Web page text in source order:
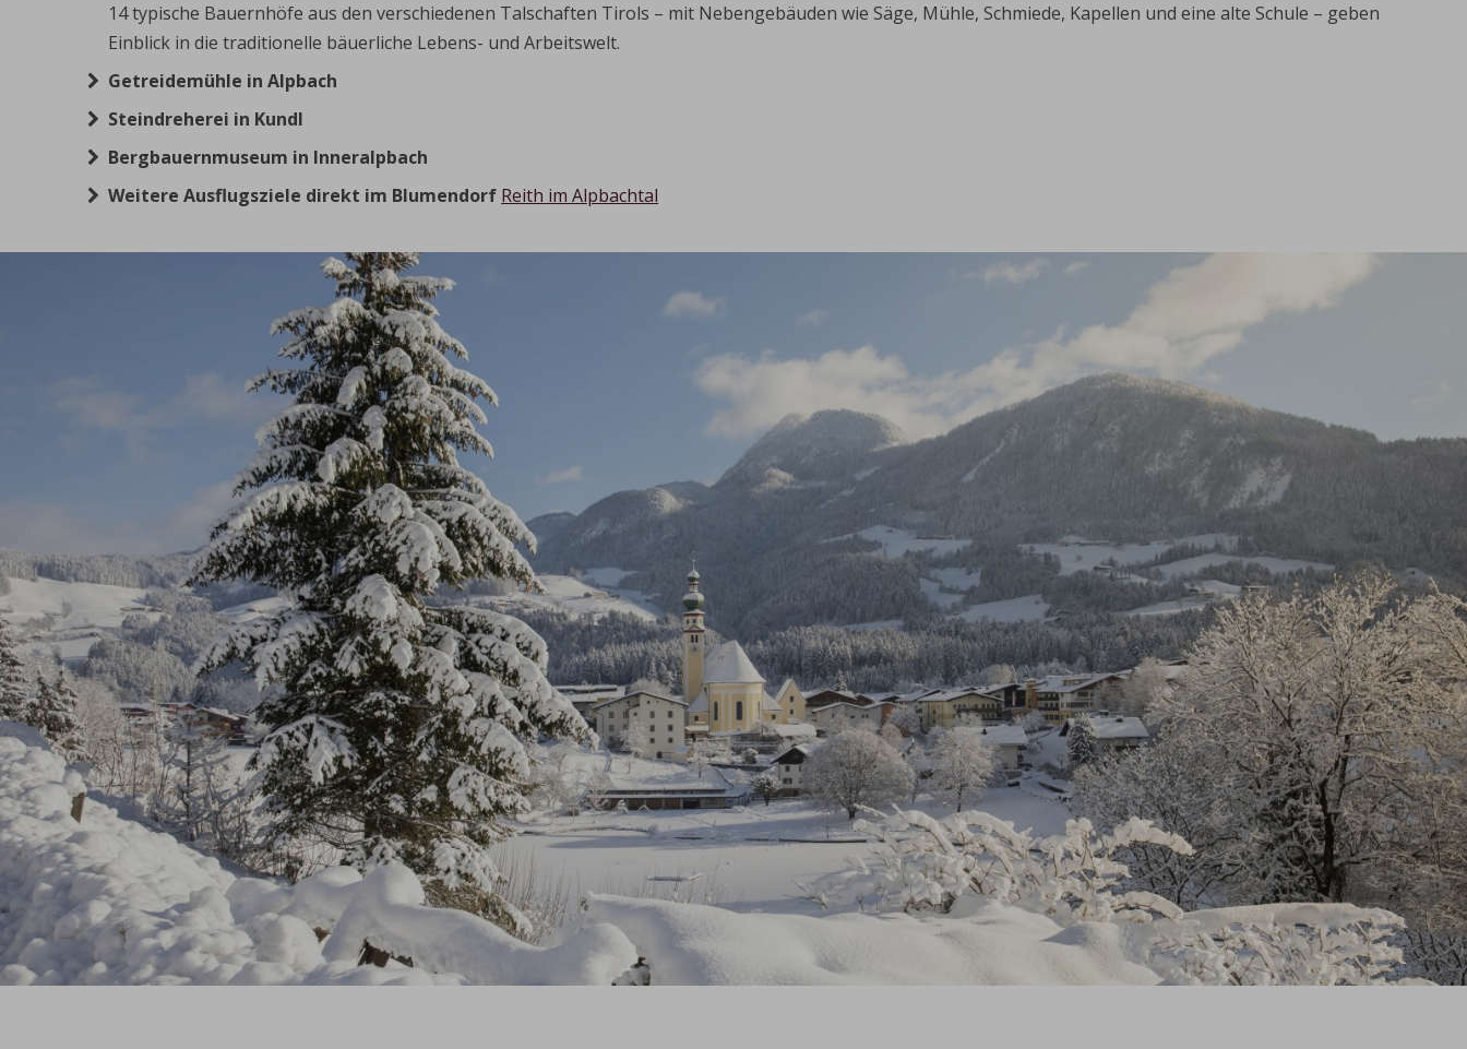
14 typische Bauernhöfe aus den verschiedenen Talschaften Tirols – mit Nebengebäuden wie Säge, Mühle, Schmiede, Kapellen und eine alte Schule – geben
Einblick in die traditionelle bäuerliche Lebens- und Arbeitswelt.
Getreidemühle in Alpbach
Steindreherei in Kundl
Bergbauernmuseum in Inneralpbach
Weitere Ausflugsziele direkt im Blumendorf Reith im Alpbachtal